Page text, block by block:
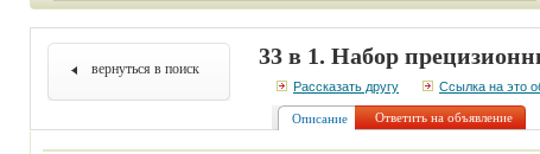
вернуться в поиск 33 в 1. Набор
Рассказать другу Ссылка на это
Описание Ответить на объявление